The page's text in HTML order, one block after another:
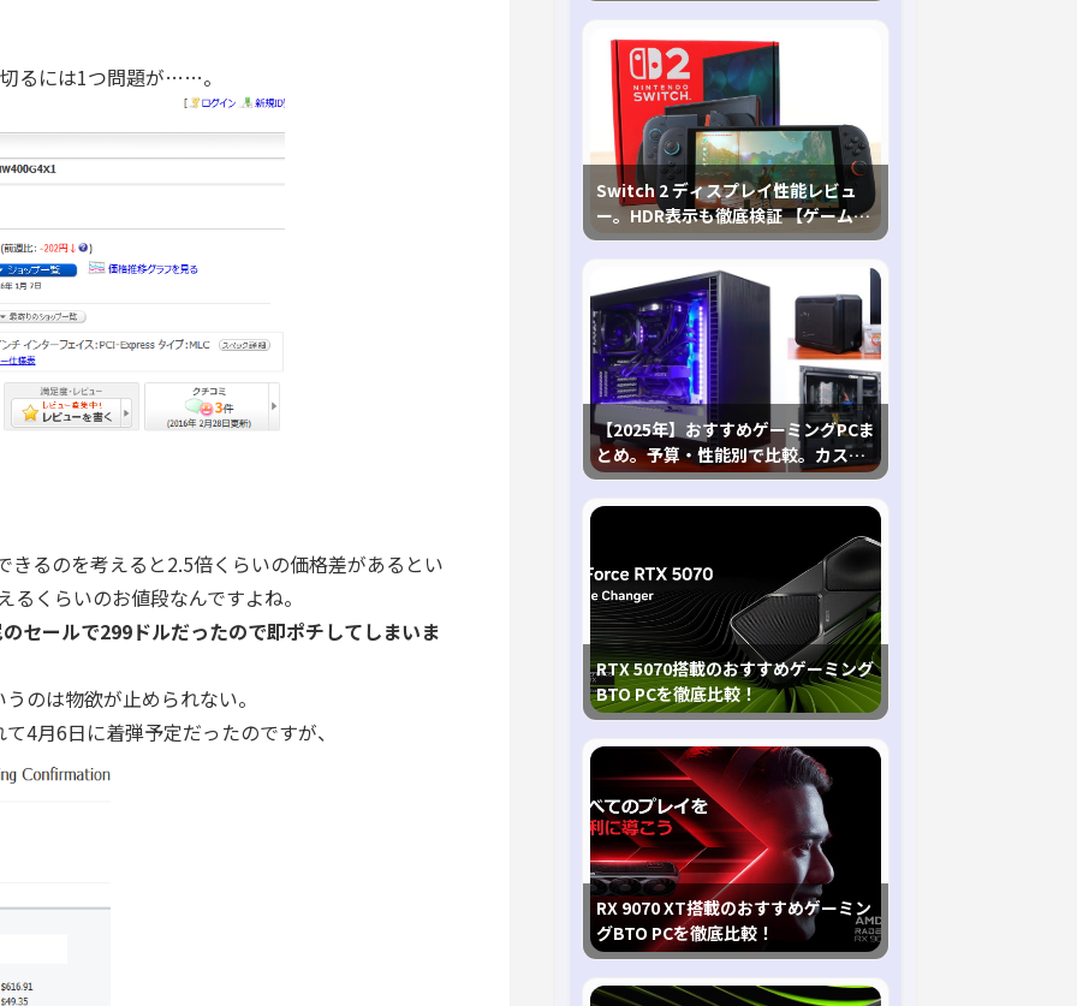
るには1つ問題が……。
きるのを考えると2.5倍くらいの価格差があるとい
くらいのお値段なんですよね。
セールで299ドルだったので即ポチしてしまいま
のは物欲が止められない。
4月6日に着弾予定だったのですが、
Switch 2 ディスプレイ性能レビュ
ー。HDR表示も徹底検証 【ゲームに
おけるHDRの未来を切り開く1台！】
【2025年】おすすめゲーミングPCま
とめ。予算・性能別で比較。カスタ
マイズ指南も
RTX 5070搭載のおすすめゲーミング
BTO PCを徹底比較！
RX 9070 XT搭載のおすすめゲーミン
グBTO PCを徹底比較！